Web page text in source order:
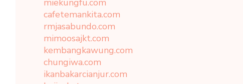
cafetemankita.com
rmjasabundo.com
mimoosajkt.com
kembangkawung.com
chungiwa.com
ikanbakarcianjur.com